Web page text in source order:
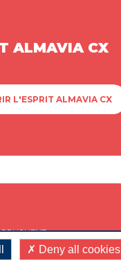
ALMAVIA CX
L'ESPRIT ALMAVIA CX
Deny all cookies